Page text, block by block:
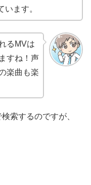
います。
るMVは
すね！声
楽曲も楽
索するのですが、